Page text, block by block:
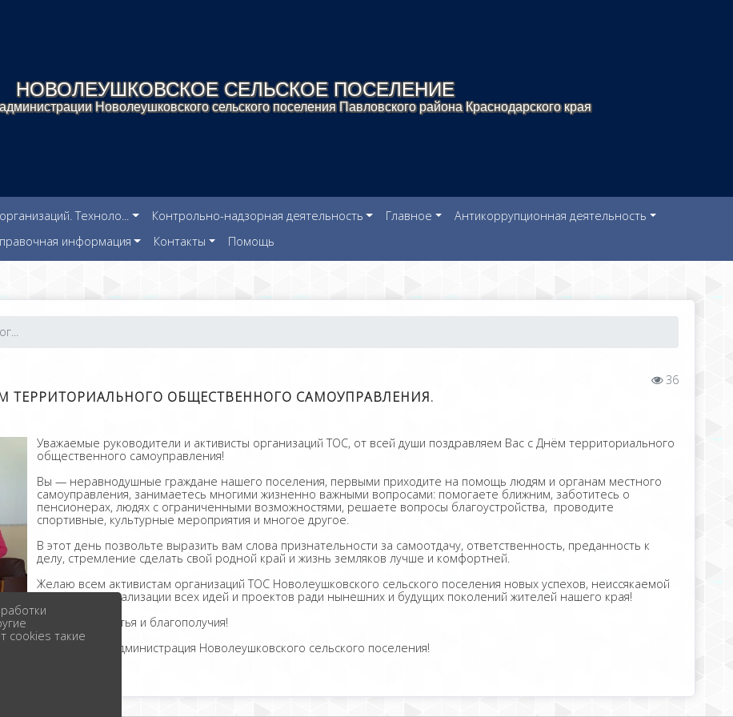
НОВОЛЕУШКОВСКОЕ СЕЛЬСКОЕ ПОСЕЛЕНИЕ
Новолеушковского сельского поселения Павловского района Краснодарского края
Техноло... Контрольно-надзорная деятельность Главное
Антикоррупционная деятельность
информация Контакты Помощь
36
ТЕРРИТОРИАЛЬНОГО ОБЩЕСТВЕННОГО САМОУПРАВЛЕНИЯ.
Уважаемые руководители и активисты организаций ТОС, от всей души поздравляем Вас с Днём территориального
общественного самоуправления!
Вы — неравнодушные граждане нашего поселения, первыми приходите на помощь людям и органам местного
самоуправления, занимаетесь многими жизненно важными вопросами: помогаете ближним, заботитесь о
пенсионерах, людях с ограниченными возможностями, решаете вопросы благоустройства, проводите
спортивные, культурные мероприятия и многое другое.
В этот день позвольте выразить вам слова признательности за самоотдачу, ответственность, преданность к
делу, стремление сделать свой родной край и жизнь земляков лучше и комфортней.
Желаю всем активистам организаций ТОС Новолеушковского сельского поселения новых успехов, неиссякаемой
энергии для реализации всех идей и проектов ради нынешних и будущих поколений жителей нашего края!
Здоровья, счастья и благополучия!
С уважением администрация Новолеушковского сельского поселения!
cookies такие